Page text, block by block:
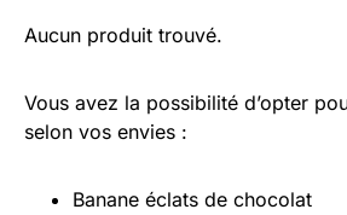
Aucun produit trouvé.
Vous avez la possibilité d’opter
selon vos envies :
Banane éclats de chocolat